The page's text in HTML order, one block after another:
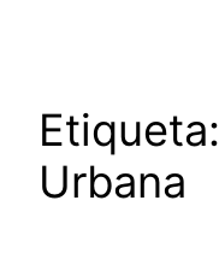
Etiqueta:
Urbana